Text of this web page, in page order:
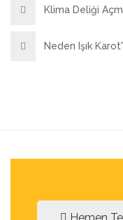
Klima Deliği
Neden Işık